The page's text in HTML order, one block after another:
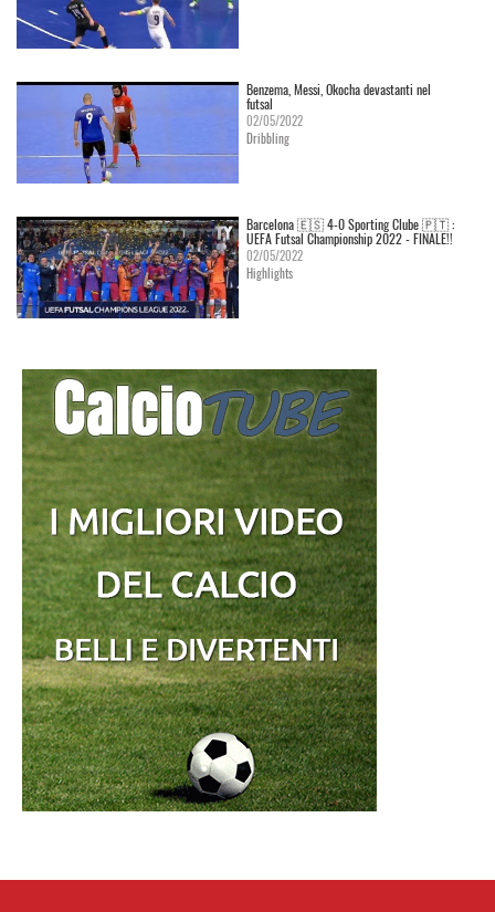
Benzema, Messi, Okocha devastanti nel
futsal
02/05/2022
Dribbling
Barcelona 🇪🇸 4-0 Sporting Clube 🇵🇹 :
UEFA Futsal Championship 2022 - FINALE!!
02/05/2022
Highlights